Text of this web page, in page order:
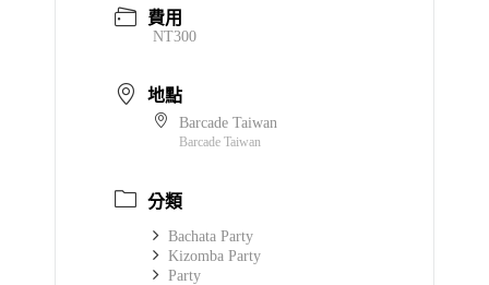
費用
NT300
地點
Barcade Taiwan
Barcade Taiwan
分類
Bachata Party
Kizomba Party
Party